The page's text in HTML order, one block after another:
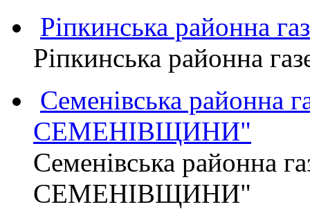
Ріпкинська районна
Ріпкинська районна
Семенівська районна
СЕМЕНІВЩИНИ"
Семенівська районна
СЕМЕНІВЩИНИ"